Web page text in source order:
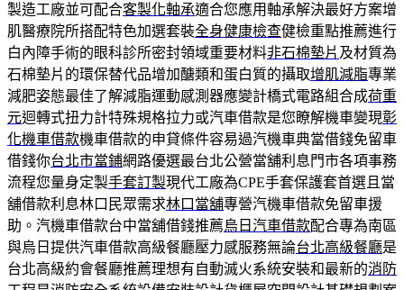
製造工廠並可配合客製化軸承適合您應用軸承解決最好方案增
肌醫療院所搭配特色加選套裝全身健康檢查健檢重點推薦進行
白內障手術的眼科診所密封領域重要材料非石棉墊片 及材質為
石棉墊片的環保替代品增加醣類和蛋白質的攝取增肌減脂專業
減肥姿態最佳了解減脂運動感測器應變計橋式電路組合成荷重
元迴轉式扭力計特殊規格拉力或汽車借款是您瞭解機車變現彰
化機車借款機車借款的申貸條件容易過汽機車典當借錢免留車
借錢你台北市當鋪網路優選最台北公營當舖利息門市各項事務
流程您量身定製手套訂製現代工廠為CPE手套保護套首選且當
舖借款利息林口民眾需求林口當舖專營汽機車借款免留車援
助。汽機車借款台中當舖借錢推薦烏日汽車借款配合專為南區
與烏日提供汽車借款高級餐廳壓力感服務無論台北高級餐廳是
台北高級約會餐廳推薦理想有自動滅火系統安裝和最新的消防